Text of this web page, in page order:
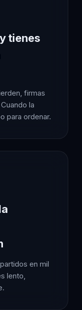
tienes
firmas
la
para ordenar.
en mil
lento,